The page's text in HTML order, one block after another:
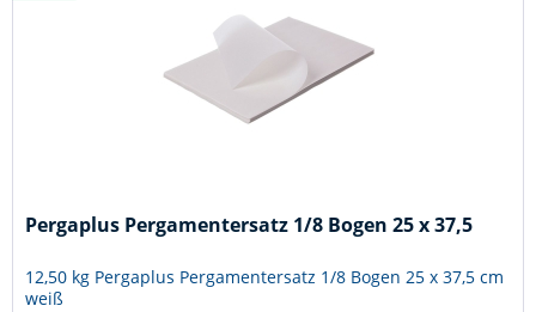
Pergaplus Pergamentersatz 1/8 Bogen 25 x 37,5
12,50 kg Pergaplus Pergamentersatz 1/8 Bogen 25 x 37,5 cm
weiß